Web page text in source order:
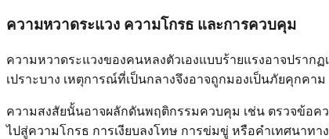
ความหวาดระแวง ความโกรธ และการควบคุม
ความหวาดระแวงของคนหลงตัวเองแบบร้ายแรงอาจปรา
เปราะบาง เหตุการณ์ที่เป็นกลางจึงอาจถูกมองเป็นภัยคุกคาม
ความสงสัยนั้นอาจผลักดันพฤติกรรมควบคุม เช่น ตรวจข้อค
ไปสู่ความโกรธ การเงียบลงโทษ การข่มขู่ หรือคำเทศนาท